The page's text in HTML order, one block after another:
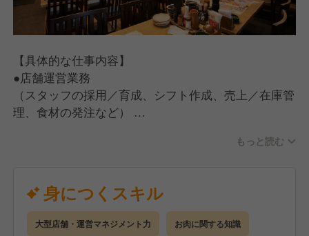
【具体的な仕事内容】
●店舗運営業務
（スタッフの採用／育成、シフト作成、売上／在庫管
理、食材の発注など）
（お客さま対応、ご案内、オーダー受付、料理、ドリ
【入社後の流れ】
手厚い研修とサポート体制を完備しているので、店舗
運営の経験がない方でも安心してスタートできます。
●座学研修（2日間）
もっと読む
身につくスキル
大型店舗・運営マネジメント力 お肉に関する知識